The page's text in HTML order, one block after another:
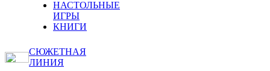
НАСТОЛЬНЫЕ
ИГРЫ
КНИГИ
СЮЖЕТНАЯ
ЛИНИЯ